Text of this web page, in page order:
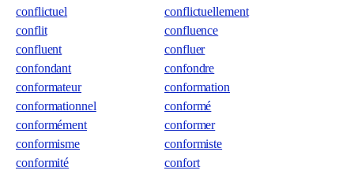
conflictuel
conflictuellement
conflit
confluence
confluent
confluer
confondant
confondre
conformateur
conformation
conformationnel
conformé
conformément
conformer
conformisme
conformiste
conformité
confort